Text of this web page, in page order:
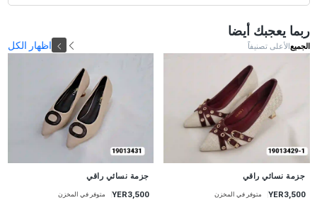
ربما يعجبك أيضا
الجميعالأعلى تصنيفاً اظهار الكل
جزمة نسائي راقي
YER3,500 متوفر في المخزن
جزمة نسائي راقي
YER3,500 متوفر في المخزن